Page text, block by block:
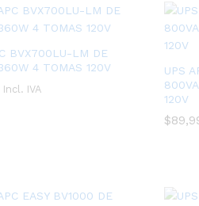
BVX700LU-LM DE
4 TOMAS 120V
Incl. IVA
UPS
120V
$
$